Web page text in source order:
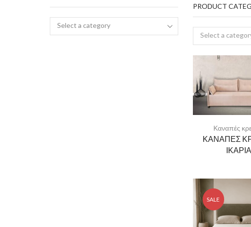
PRODUCT
Select a
Καναπές
ΚΑΝΑΠΕΣ
ΙΚΑΡΙΑ
SALE
Select a category